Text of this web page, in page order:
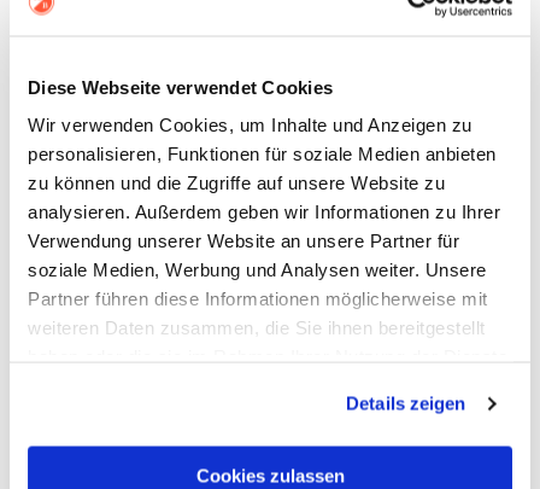
Diese Webseite verwendet Cookies
Wir verwenden Cookies, um Inhalte und Anzeigen zu
personalisieren, Funktionen für soziale Medien anbieten
zu können und die Zugriffe auf unsere Website zu
analysieren. Außerdem geben wir Informationen zu Ihrer
Verwendung unserer Website an unsere Partner für
soziale Medien, Werbung und Analysen weiter. Unsere
Partner führen diese Informationen möglicherweise mit
weiteren Daten zusammen, die Sie ihnen bereitgestellt
Details zeigen
Cookies zulassen
KOLLABORATIONEN
Heart to Heart